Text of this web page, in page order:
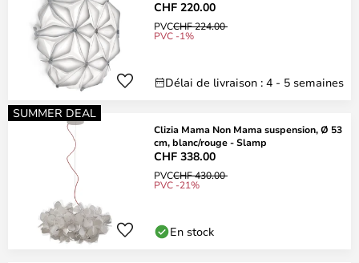
CHF 220.00
PVCCHF 224.00
PVC -1%
Délai de livraison : 4 - 5 semaines
SUMMER DEAL
Clizia Mama Non Mama suspension, Ø 53
cm, blanc/rouge - Slamp
CHF 338.00
PVCCHF 430.00
PVC -21%
En stock